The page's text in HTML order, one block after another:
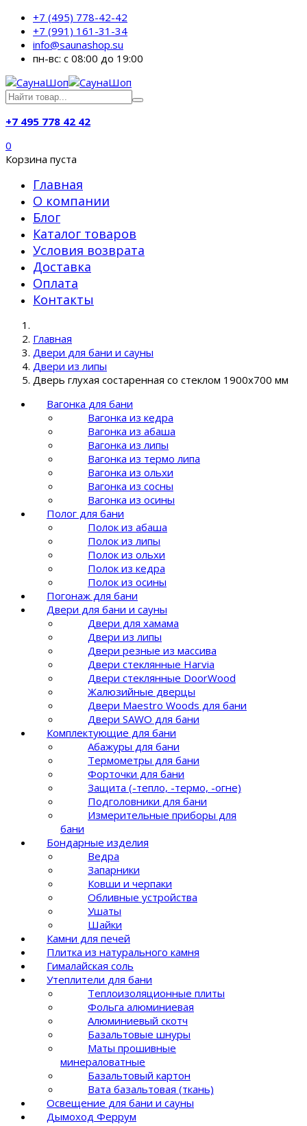
+7 (495) 778-42-42
+7 (991) 161-31-34
info@saunashop.su
пн-вс: с 08:00 до 19:00
+7 495 778 42 42
0
Корзина пуста
Главная
О компании
Блог
Каталог товаров
Условия возврата
Доставка
Оплата
Контакты
Главная
Двери для бани и сауны
Двери из липы
Дверь глухая состаренная со стеклом 1900х700 мм
Вагонка для бани
Вагонка из кедра
Вагонка из абаша
Вагонка из липы
Вагонка из термо липа
Вагонка из ольхи
Вагонка из сосны
Вагонка из осины
Полог для бани
Полок из абаша
Полок из липы
Полок из ольхи
Полок из кедра
Полок из осины
Погонаж для бани
Двери для бани и сауны
Двери для хамама
Двери из липы
Двери резные из массива
Двери стеклянные Harvia
Двери стеклянные DoorWood
Жалюзийные дверцы
Двери Maestro Woods для бани
Двери SAWO для бани
Комплектующие для бани
Абажуры для бани
Термометры для бани
Форточки для бани
Защита (-тепло, -термо, -огне)
Подголовники для бани
Измерительные приборы для
бани
Бондарные изделия
Ведра
Запарники
Ковши и черпаки
Обливные устройства
Ушаты
Шайки
Камни для печей
Плитка из натурального камня
Гималайская соль
Утеплители для бани
Теплоизоляционные плиты
Фольга алюминиевая
Алюминиевый скотч
Базальтовые шнуры
Маты прошивные
минераловатные
Базальтовый картон
Вата базальтовая (ткань)
Освещение для бани и сауны
Дымоход Феррум